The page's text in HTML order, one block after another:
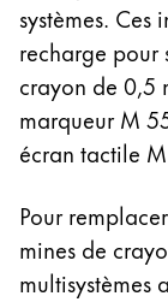
systèmes.
recharge pour
crayon de 0,5
marqueur M
écran tactile
Pour
mines de
multisystèmes